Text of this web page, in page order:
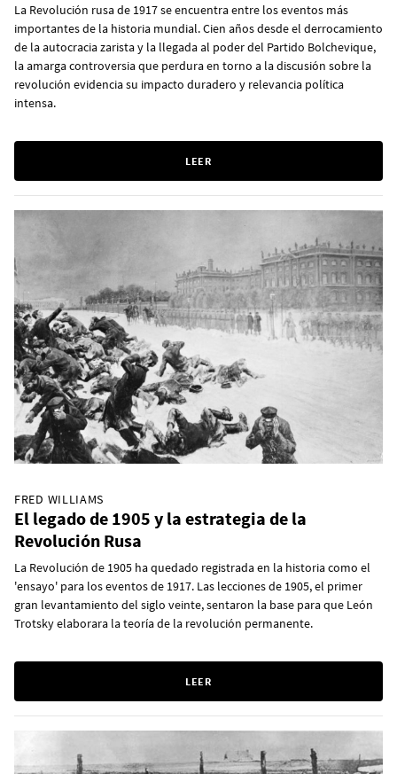
La Revolución rusa de 1917 se encuentra entre los eventos más
importantes de la historia mundial. Cien años desde el derrocamiento
de la autocracia zarista y la llegada al poder del Partido Bolchevique,
la amarga controversia que perdura en torno a la discusión sobre la
revolución evidencia su impacto duradero y relevancia política
intensa.
LEER
FRED WILLIAMS
El legado de 1905 y la estrategia de la
Revolución Rusa
La Revolución de 1905 ha quedado registrada en la historia como el
'ensayo' para los eventos de 1917. Las lecciones de 1905, el primer
gran levantamiento del siglo veinte, sentaron la base para que León
Trotsky elaborara la teoría de la revolución permanente.
LEER